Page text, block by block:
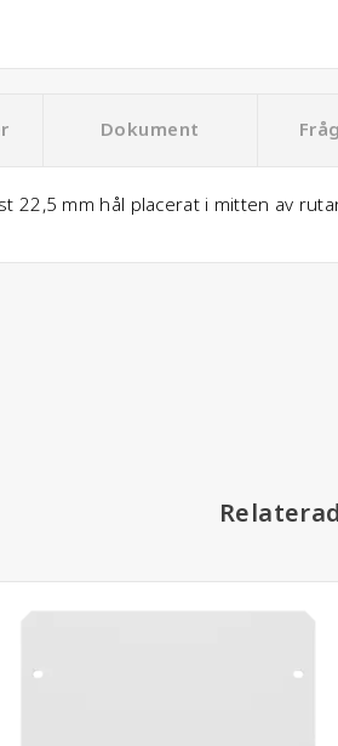
Dokument
22,5 mm hål placerat i mitten av